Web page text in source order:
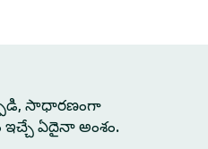
సాధారణంగా
ఏదైనా అంశం.